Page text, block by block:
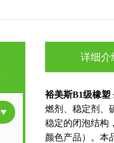
详细介
裕美斯B1级橡塑
燃剂、稳定剂、
稳定的闭泡结构
颜色产品）。本